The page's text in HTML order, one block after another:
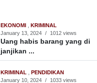
EKONOMI
KRIMINAL
January 13, 2024 / 1012 views
Uang habis barang yang di
janjikan ...
KRIMINAL
PENDIDIKAN
January 10, 2024 / 1033 views